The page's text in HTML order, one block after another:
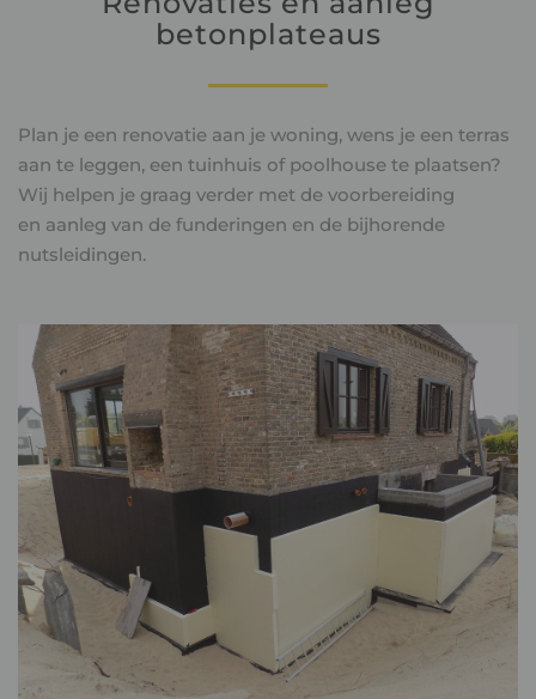
betonplateaus
Plan je een renovatie aan je woning, wens je een terras
aan te leggen, een tuinhuis of poolhouse te plaatsen?
Wij helpen je graag verder met de voorbereiding
en aanleg van de funderingen en de bijhorende
nutsleidingen.